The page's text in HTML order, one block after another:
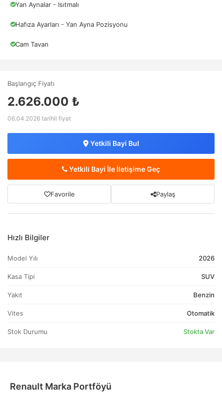
Yan Aynalar - Isıtmalı
Hafıza Ayarları - Yan Ayna Pozisyonu
Cam Tavan
Başlangıç Fiyatı
2.626.000 ₺
06.04.2026 tarihli fiyat
Yetkili Bayi Bul
Yetkili Bayi İle İletişime Geç
Favorile Paylaş
Hızlı Bilgiler
Model Yılı 2026
Kasa Tipi SUV
Yakıt Benzin
Vites Otomatik
Stok Durumu Stokta Var
Renault Marka Portföyü